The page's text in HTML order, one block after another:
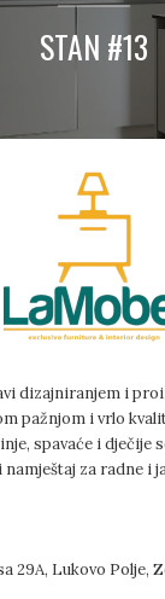
STAN #13
dizajniranjem i
pažnjom i vrlo
spavaće i dječije
namještaj za radne i
29A, Lukovo Polje,